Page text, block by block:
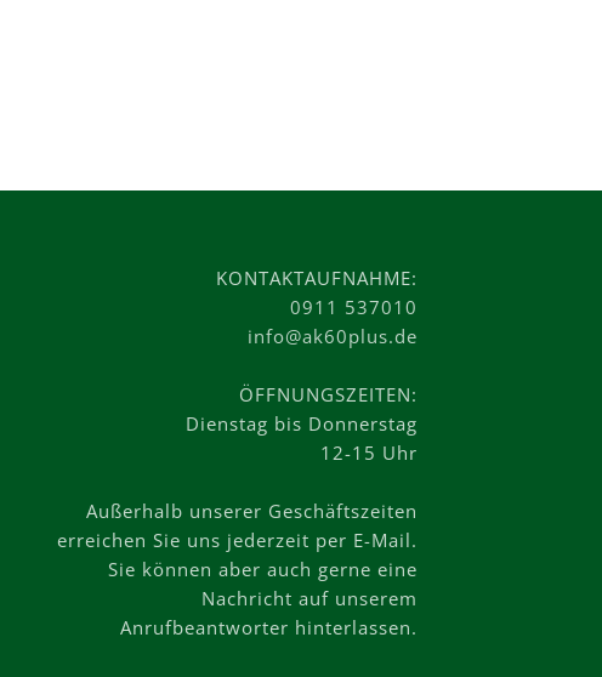
KONTAKTAUFNAHME:
0911 537010
info@ak60plus.de
ÖFFNUNGSZEITEN:
Dienstag bis Donnerstag
12-15 Uhr
Außerhalb unserer Geschäftszeiten
erreichen Sie uns jederzeit per E-Mail.
Sie können aber auch gerne eine
Nachricht auf unserem
Anrufbeantworter hinterlassen.